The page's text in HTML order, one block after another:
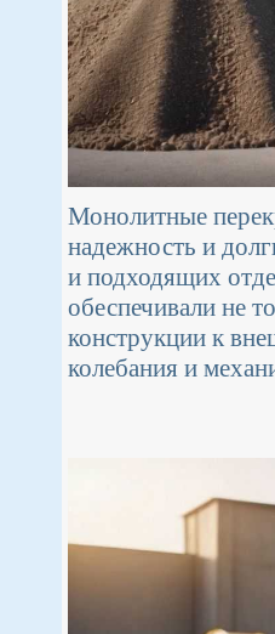
Монолитные
надежность и
и подходящих
обеспечивали не
конструкции к
колебания и